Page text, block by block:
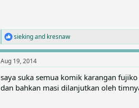
R
e
c
i
o
siekingand kresnaw
Aug 19, 2014
saya suka semua komik karangan
dan bahkan masi dilanjutkan oleh